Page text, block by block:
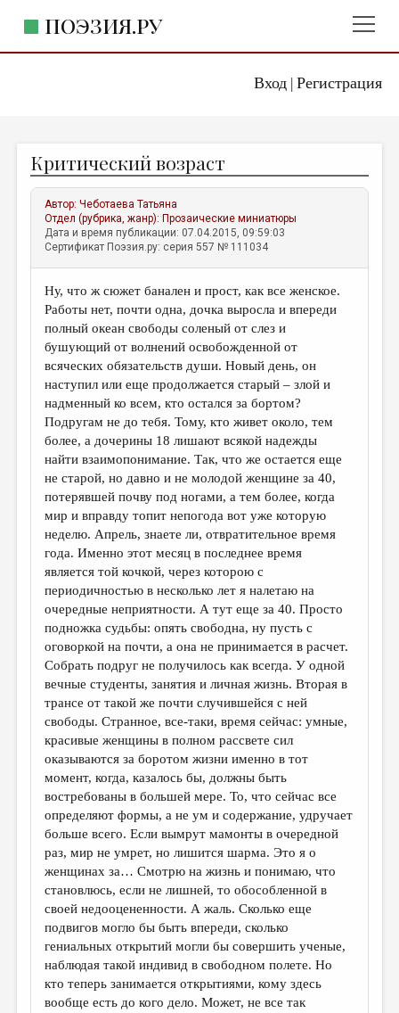
Вход| Регистрация
ПОЭЗИЯ.РУ
ЖАНРЫ
АВТОРЫ
КОММЕНТАРИИ
ЛИТСАЛОН
НОВОСТИ
ПРАВИЛА САЙТА
ОТДЕЛЫ И РУБРИКИ
ИЗБРАННОЕ
ДАЙДЖЕСТ
ПРОИЗВЕДЕНИЯ
ПЕРЕВОДЫ
КОНКУРСЫ
ДЕТСКАЯ КОМНАТА
КНИЖНАЯ ПОЛКА
ОБЗОР ЛИТЕРАТУРЫ
СТРАНИЦЫ ПАМЯТИ
ОБЪЯВЛЕНИЯ
КОЛОНКА РЕДАКТОРА
РЕДКОЛЛЕГИЯ
ОТ РЕДАКЦИИ
МАЛАЯ ПРОЗА
ЭССЕИСТИКА
ЛИТЕРАТУРОВЕДЕНИЕ
КУЛЬТУРОВЕДЕНИЕ
ПУБЛИЦИСТИКА
РЕЦЕНЗИРОВАНИЕ
ЦИКЛЫ ПУБЛИКАЦИЙ
Критический возраст
Автор:Чеботаева Татьяна
Отдел (рубрика, жанр): Прозаические миниатюры
Дата и время публикации: 07.04.2015, 09:59:03
Сертификат Поэзия.ру: серия 557 № 111034
Ну, что ж сюжет банален и прост, как все женское.
Работы нет, почти одна, дочка выросла и впереди
полный океан свободы соленый от слез и
бушующий от волнений освобожденной от
всяческих обязательств души. Новый день, он
наступил или еще продолжается старый – злой и
надменный ко всем, кто остался за бортом?
Подругам не до тебя. Тому, кто живет около, тем
более, а дочерины 18 лишают всякой надежды
найти взаимопонимание. Так, что же остается еще
не старой, но давно и не молодой женщине за 40,
потерявшей почву под ногами, а тем более, когда
мир и вправду топит непогода вот уже которую
неделю. Апрель, знаете ли, отвратительное время
года. Именно этот месяц в последнее время
является той кочкой, через которою с
периодичностью в несколько лет я налетаю на
очередные неприятности. А тут еще за 40. Просто
подножка судьбы: опять свободна, ну пусть с
оговоркой на почти, а она не принимается в расчет.
Собрать подруг не получилось как всегда. У одной
вечные студенты, занятия и личная жизнь. Вторая в
трансе от такой же почти случившейся с ней
свободы. Странное, все-таки, время сейчас: умные,
красивые женщины в полном рассвете сил
оказываются за боротом жизни именно в тот
момент, когда, казалось бы, должны быть
востребованы в большей мере. То, что сейчас все
определяют формы, а не ум и содержание, удручает
больше всего. Если вымрут мамонты в очередной
раз, мир не умрет, но лишится шарма. Это я о
женщинах за… Смотрю на жизнь и понимаю, что
становлюсь, если не лишней, то обособленной в
своей недооцененности. А жаль. Сколько еще
подвигов могло бы быть впереди, сколько
гениальных открытий могли бы совершить ученые,
наблюдая такой индивид в свободном полете. Но
кто теперь занимается открытиями, кому здесь
вообще есть до кого дело. Может, не все так